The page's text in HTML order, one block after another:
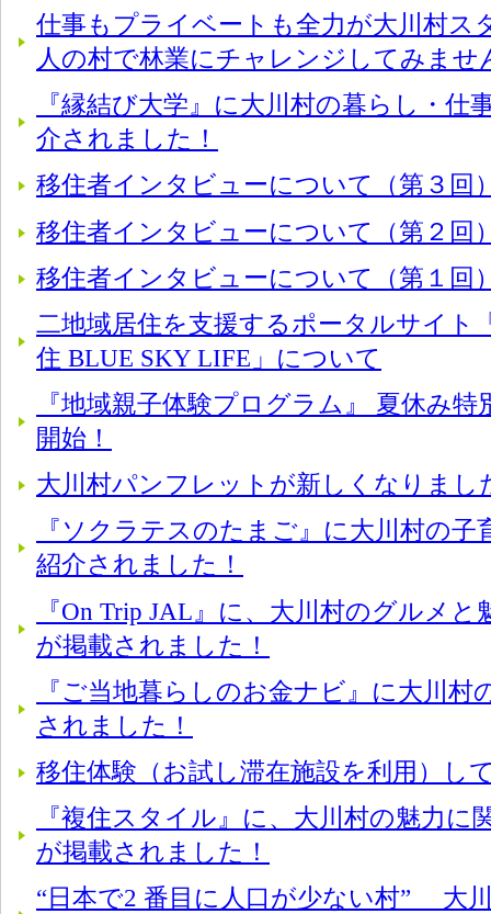
仕事もプライベートも全力が大川村ス
人の村で林業にチャレンジしてみませ
『縁結び大学』に大川村の暮らし・仕
介されました！
移住者インタビューについて（第３回
移住者インタビューについて（第２回
移住者インタビューについて（第１回
二地域居住を支援するポータルサイト
住 BLUE SKY LIFE」について
『地域親子体験プログラム』 夏休み
開始！
大川村パンフレットが新しくなりまし
『ソクラテスのたまご』に大川村の子
紹介されました！
『On Trip JAL』に、大川村のグルメ
が掲載されました！
『ご当地暮らしのお金ナビ』に大川村
されました！
移住体験（お試し滞在施設を利用）し
『複住スタイル』に、大川村の魅力に
が掲載されました！
“日本で2 番目に人口が少ない村” 大